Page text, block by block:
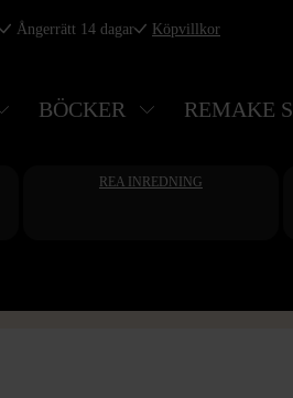
Ångerrätt 14 dagar Köpvillkor
BÖCKER REMAKE
REA INREDNING